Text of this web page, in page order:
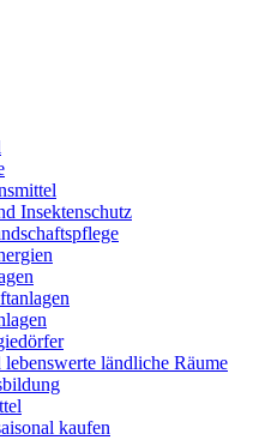
Insektenschutz
ländliche Räume
kaufen